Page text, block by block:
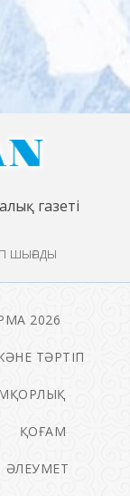
газеті
шығады
2026
ТӘРТІП
ҚОҒАМ
ӘЛЕУМЕТ